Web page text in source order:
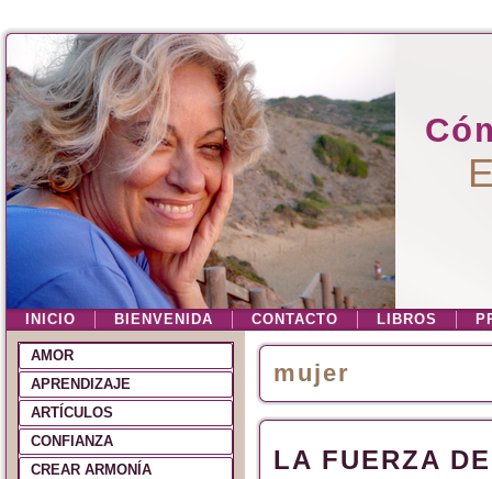
INICIO BIENVENIDA CONTACTO LIBROS
AMOR
APRENDIZAJE
ARTÍCULOS
CONFIANZA
CREAR ARMONÍA
mujer
LA FUERZA